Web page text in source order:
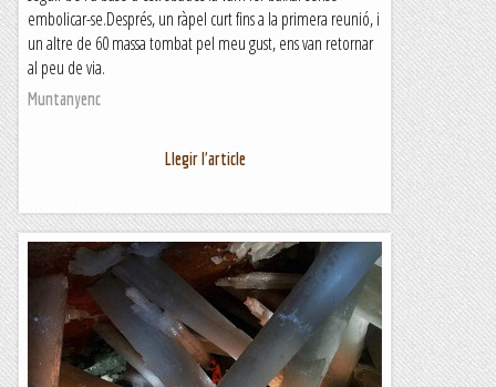
embolicar-se.Després, un ràpel curt fins a la primera reunió, i
un altre de 60 massa tombat pel meu gust, ens van retornar
al peu de via.
Muntanyenc
Llegir l'article